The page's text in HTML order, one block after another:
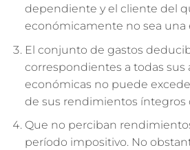
dependiente y el cliente del
económicamente no sea una
El conjunto de gastos
correspondientes a todas sus
económicas no puede
de sus rendimientos íntegros
Que no perciban
período impositivo. No